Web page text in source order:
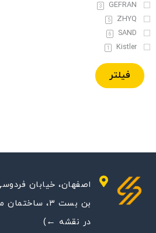
GEFRAN
3
ZHYQ
5
SAND
6
Kistler
فیلتر
اصفهان، خیابان
در نقشه ←)